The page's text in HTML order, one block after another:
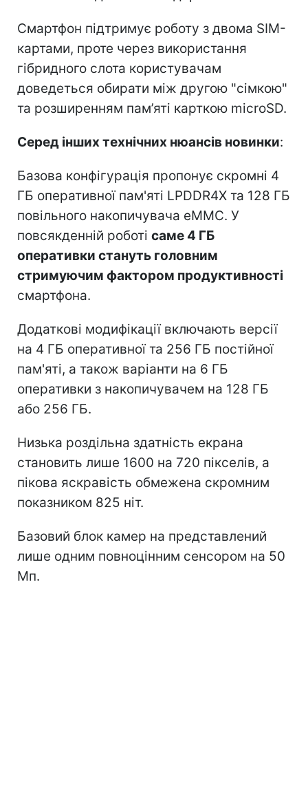
Смартфон підтримує роботу з двома SIM-
картами, проте через використання
гібридного слота користувачам
доведеться обирати між другою "сімкою"
та розширенням пам’яті карткою microSD.
Серед інших технічних нюансів новинки:
Базова конфігурація пропонує скромні 4
ГБ оперативної пам'яті LPDDR4X та 128 ГБ
повільного накопичувача eMMC. У
повсякденній роботі саме 4 ГБ
оперативки стануть головним
стримуючим фактором продуктивності
смартфона.
Додаткові модифікації включають версії
на 4 ГБ оперативної та 256 ГБ постійної
пам'яті, а також варіанти на 6 ГБ
оперативки з накопичувачем на 128 ГБ
або 256 ГБ.
Низька роздільна здатність екрана
становить лише 1600 на 720 пікселів, а
пікова яскравість обмежена скромним
показником 825 ніт.
Базовий блок камер на представлений
лише одним повноцінним сенсором на 50
Мп.